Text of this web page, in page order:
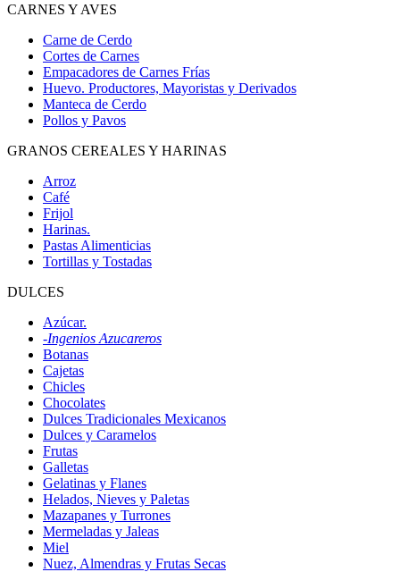
CARNES Y AVES
Carne de Cerdo
Cortes de Carnes
Empacadores de Carnes Frías
Huevo. Productores, Mayoristas y Derivados
Manteca de Cerdo
Pollos y Pavos
GRANOS CEREALES Y HARINAS
Arroz
Café
Frijol
Harinas.
Pastas Alimenticias
Tortillas y Tostadas
DULCES
Azúcar.
-Ingenios Azucareros
Botanas
Cajetas
Chicles
Chocolates
Dulces Tradicionales Mexicanos
Dulces y Caramelos
Frutas
Galletas
Gelatinas y Flanes
Helados, Nieves y Paletas
Mazapanes y Turrones
Mermeladas y Jaleas
Miel
Nuez, Almendras y Frutas Secas